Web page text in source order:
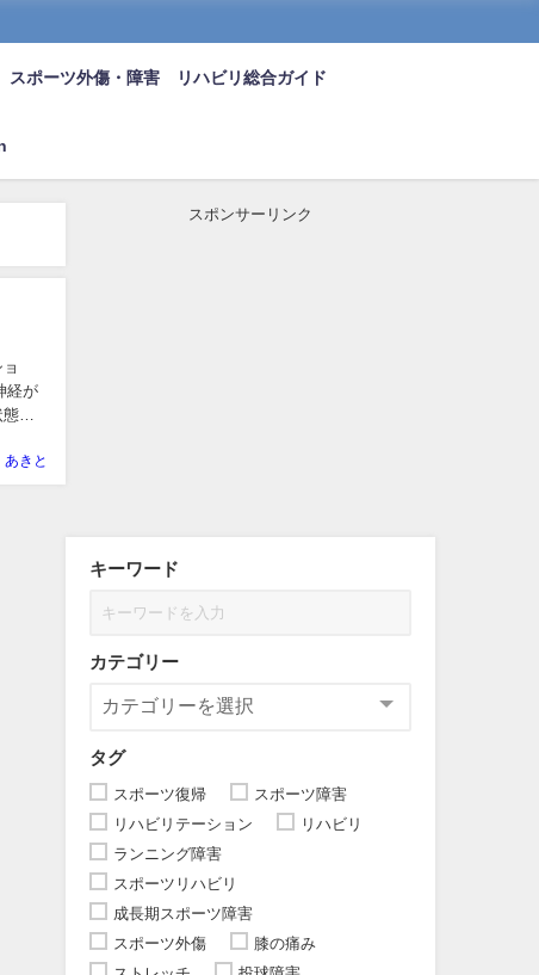
スポーツ外傷・障害 リハビリ総合ガイド
経が
で
あきと
スポンサーリンク
キーワード
カテゴリー
タグ
スポーツ復帰
スポーツ障害
リハビリテーション
リハビリ
ランニング障害
スポーツリハビリ
成長期スポーツ障害
スポーツ外傷
膝の痛み